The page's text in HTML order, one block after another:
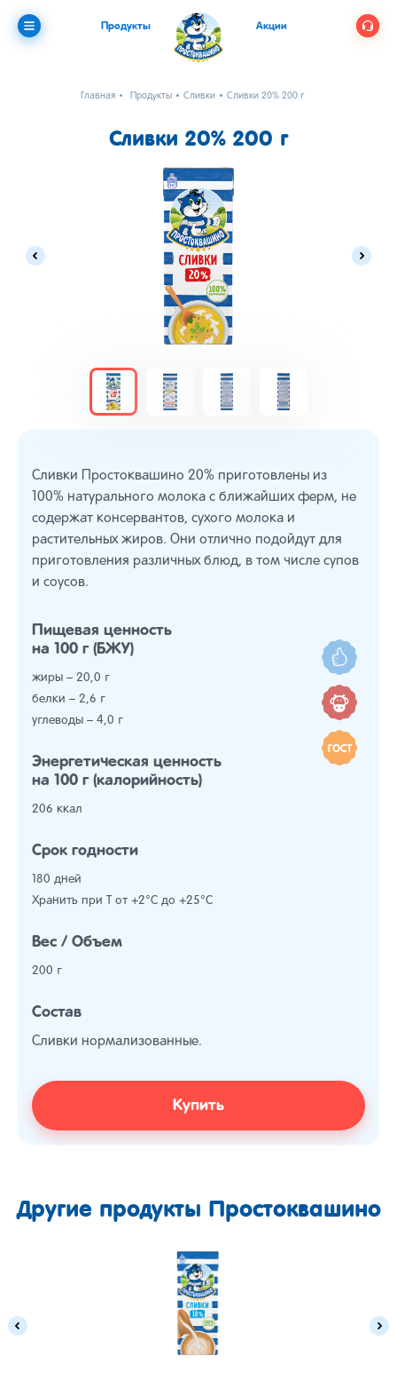
Продукты Акции
Главная Продукты Сливки Сливки 20% 200 г
Сливки 20% 200 г
Сливки Простоквашино 20% приготовлены из
100% натурального молока с ближайших ферм, не
содержат консервантов, сухого молока и
растительных жиров. Они отлично подойдут для
приготовления различных блюд, в том числе супов
и соусов.
Пищевая ценность
на 100 г (БЖУ)
жиры – 20,0 г
белки – 2,6 г
углеводы – 4,0 г
Энергетическая ценность
на 100 г (калорийность)
206 ккал
Срок годности
180 дней
Хранить при Т от +2°С до +25°С
Вес / Объем
200 г
Состав
Сливки нормализованные.
Купить
Другие продукты Простоквашино